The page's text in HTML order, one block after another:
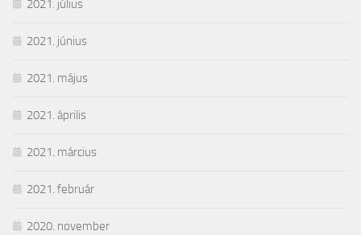
2021. július
2021. június
2021. május
2021. április
2021. március
2021. február
2020. november